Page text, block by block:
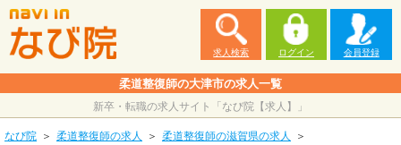
求人検索 ログイン 会員登録
柔道整復師の大津市の求人一覧
新卒・転職の求人サイト「なび院【求人】」
なび院
柔道整復師の求人
柔道整復師の滋賀県の求人